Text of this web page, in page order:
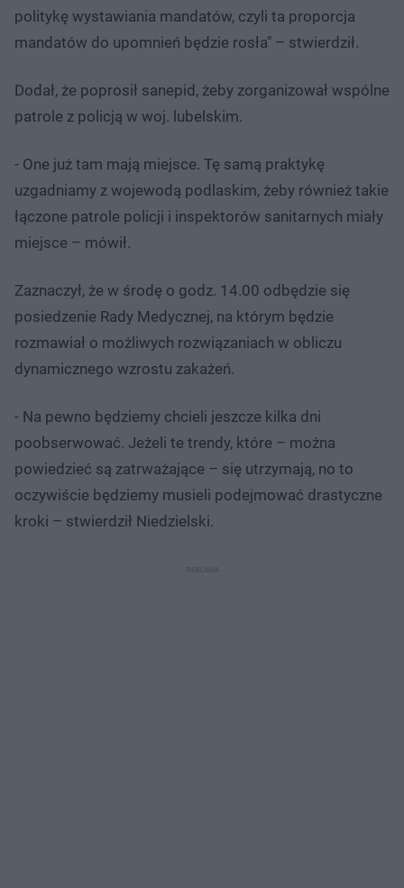
politykę wystawiania mandatów, czyli ta proporcja
mandatów do upomnień będzie rosła" – stwierdził.
Dodał, że poprosił sanepid, żeby zorganizował wspólne
patrole z policją w woj. lubelskim.
- One już tam mają miejsce. Tę samą praktykę
uzgadniamy z wojewodą podlaskim, żeby również takie
łączone patrole policji i inspektorów sanitarnych miały
miejsce – mówił.
Zaznaczył, że w środę o godz. 14.00 odbędzie się
posiedzenie Rady Medycznej, na którym będzie
rozmawiał o możliwych rozwiązaniach w obliczu
dynamicznego wzrostu zakażeń.
- Na pewno będziemy chcieli jeszcze kilka dni
poobserwować. Jeżeli te trendy, które – można
powiedzieć są zatrważające – się utrzymają, no to
oczywiście będziemy musieli podejmować drastyczne
kroki – stwierdził Niedzielski.